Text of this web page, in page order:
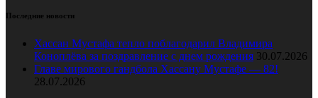
Последние новости
Хассан Мустафа тепло поблагодарил Владимира
Коноплёва за поздравление с днем рождения 30.07.2026
Главе мирового гандбола Хассану Мустафе — 82!
28.07.2026